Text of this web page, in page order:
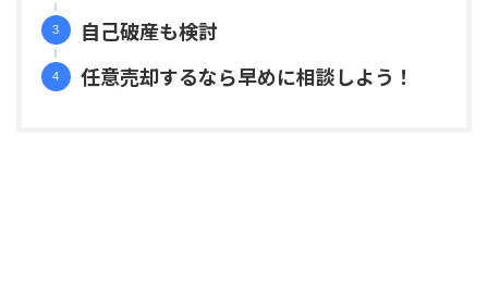
自己破産も検討
任意売却するなら早めに相談しよう！